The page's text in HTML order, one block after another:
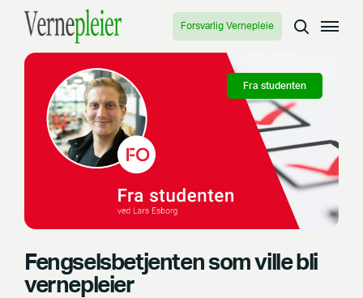
Forsvarlig Vernepleie
Fra studenten
Fengselsbetjenten som ville bli
vernepleier